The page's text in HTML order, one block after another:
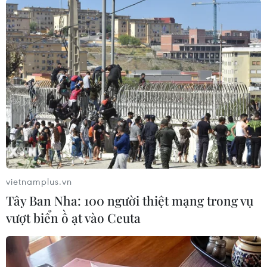
#Xây dựng #Donald Trump
#Israel
#Xây nhà định cư
#Thỏa thuận hòa bình Trung Đông
#Bờ Tây
#Viện trợ quân sự Israel Mỹ
Theo dõi VietnamPlus
TIN LIÊN QUAN
vietnamplus.vn
Tây Ban Nha: 100 người thiệt mạng trong vụ
vượt biển ồ ạt vào Ceuta